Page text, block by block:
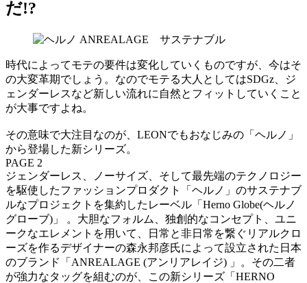
だ!?
時代によってモテの要件は変化していくものですが、今はそ
の大変革期でしょう。なのでモテる大人としてはSDGz、ジ
ェンダーレスなど新しい流れに自然とフィットしていくこと
が大事ですよね。
その意味で大注目なのが、LEONでもおなじみの「ヘルノ」
から登場した新シリーズ。
PAGE 2
ジェンダーレス、ノーサイズ、そして最先端のテクノロジー
を駆使したファッションプロダクト「ヘルノ」のサステナブ
ルなプロジェクトを集約したレーベル「Herno Globe(ヘルノ
グローブ)」 。大胆なフォルム、独創的なコンセプト、ユニ
ークなエレメントを用いて、日常と非日常を繋ぐリアルクロ
ーズを作るデザイナーの森永邦彦氏によって設立された日本
のブランド「ANREALAGE (アンリアレイジ) 」。その二者
が強力なタッグを組むのが、この新シリーズ「HERNO